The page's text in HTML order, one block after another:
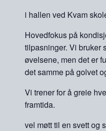
i hallen ved Kvam
Hovedfokus på
tilpasninger. Vi bruker
øvelsene, men det er
det samme på golvet
Vi trener for å greie
framtida.
vel møtt til en svett og